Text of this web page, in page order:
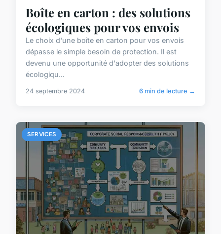
Boîte en carton : des solutions
écologiques pour vos envois
Le choix d'une boîte en carton pour vos envois
dépasse le simple besoin de protection. Il est
devenu une opportunité d'adopter des solutions
écologiqu...
24 septembre 2024 6 min de lecture →
SERVICES